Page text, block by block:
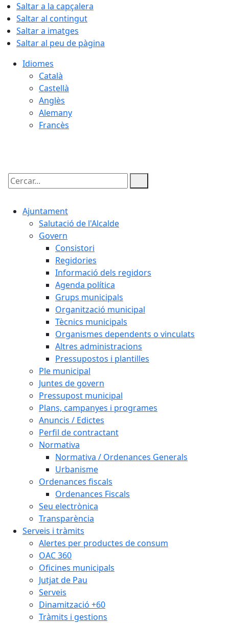
Saltar a la capçalera
Saltar al contingut
Saltar a imatges
Saltar al peu de pàgina
Idiomes
Català
Castellà
Anglès
Alemany
Francès
Cercar:
Ajuntament
Salutació de l'Alcalde
Govern
Consistori
Regidories
Informació dels regidors
Agenda política
Grups municipals
Organització municipal
Tècnics municipals
Organismes dependents o vinculats
Altres administracions
Pressupostos i plantilles
Ple municipal
Juntes de govern
Pressupost municipal
Plans, campanyes i programes
Anuncis / Edictes
Perfil de contractant
Normativa
Normativa / Ordenances Generals
Urbanisme
Ordenances fiscals
Ordenances Fiscals
Seu electrònica
Transparència
Serveis i tràmits
Alertes per productes de consum
OAC 360
Oficines municipals
Jutjat de Pau
Serveis
Dinamització +60
Tràmits i gestions